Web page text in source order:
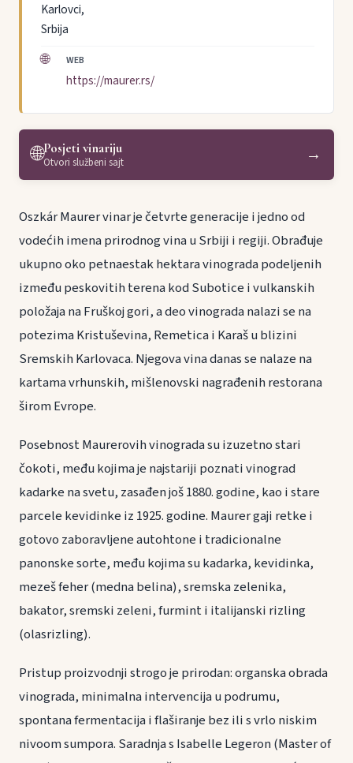
Karlovci,
Srbija
🌐 WEB
https://maurer.rs/
🌐Posjeti vinariju
Otvori službeni sajt →
Oszkár Maurer vinar je četvrte generacije i jedno od
vodećih imena prirodnog vina u Srbiji i regiji. Obrađuje
ukupno oko petnaestak hektara vinograda podeljenih
između peskovitih terena kod Subotice i vulkanskih
položaja na Fruškoj gori, a deo vinograda nalazi se na
potezima Kristuševina, Remetica i Karaš u blizini
Sremskih Karlovaca. Njegova vina danas se nalaze na
kartama vrhunskih, mišlenovski nagrađenih restorana
širom Evrope.
Posebnost Maurerovih vinograda su izuzetno stari
čokoti, među kojima je najstariji poznati vinograd
kadarke na svetu, zasađen još 1880. godine, kao i stare
parcele kevidinke iz 1925. godine. Maurer gaji retke i
gotovo zaboravljene autohtone i tradicionalne
panonske sorte, među kojima su kadarka, kevidinka,
mezeš feher (medna belina), sremska zelenika,
bakator, sremski zeleni, furmint i italijanski rizling
(olasrizling).
Pristup proizvodnji strogo je prirodan: organska obrada
vinograda, minimalna intervencija u podrumu,
spontana fermentacija i flaširanje bez ili s vrlo niskim
nivoom sumpora. Saradnja s Isabelle Legeron (Master of